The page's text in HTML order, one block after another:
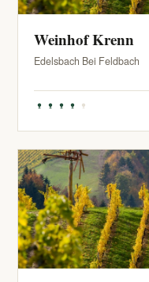
Weinhof Krenn
Edelsbach Bei Feldbach